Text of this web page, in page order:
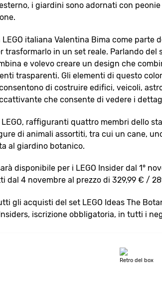
i giardini sono adornati con
italiana Valentina Bima come parte
trasformarlo in un set reale. Parlando del
e volevo creare un design che
trasparenti. Gli elementi di questo
di costruire edifici, veicoli,
che consente di vedere i
raffiguranti quattro membri dello
di animali assortiti, tra cui un cane,
al giardino botanico.
disponibile per i LEGO Insider dal 1°
dal 4 novembre al prezzo di 329,99 € /
gli acquisti del set LEGO Ideas The
iscrizione obbligatoria, in tutti i
Retro del box